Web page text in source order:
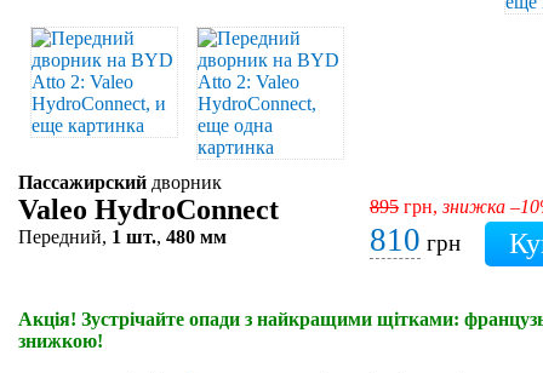
Пассажирский дворник
Valeo HydroConnect
Передний, 1 шт., 480 мм
895 грн,знижка
810 грн
Акція! Зустрічайте опади з найкращими щітками:
знижкою!